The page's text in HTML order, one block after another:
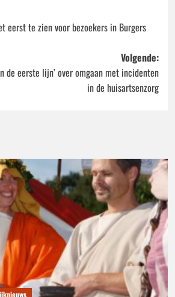
eerst te zien voor bezoekers in Burgers
Volgende:
de eerste lijn’ over omgaan met incidenten
in de huisartsenzorg